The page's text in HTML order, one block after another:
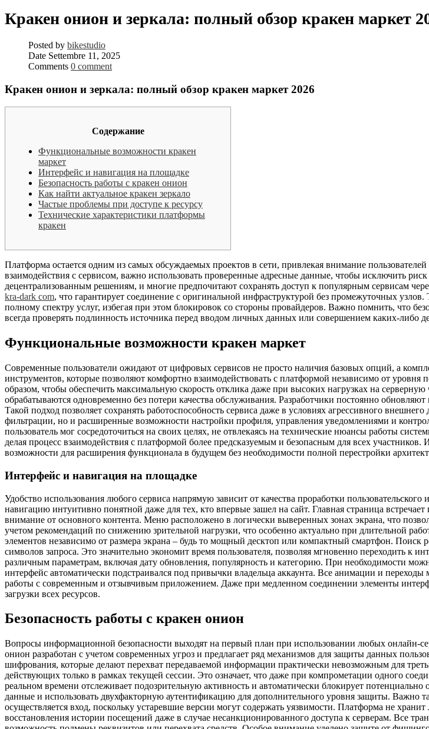
Кракен онион и зеркала: полный обзор кракен маркет
Posted by bikestudio
Date Settembre 11, 2025
Comments 0 comment
Кракен онион и зеркала: полный обзор кракен маркет 2026
Содержание
Функциональные возможности кракен
маркет
Интерфейс и навигация на площадке
Безопасность работы с кракен онион
Как найти актуальное кракен зеркало
Частые проблемы при доступе к ресурсу
Технические характеристики платформы
кракен
Платформа остается одним из самых обсуждаемых проектов в сети, привлекая внимание
взаимодействия с сервисом, важно использовать проверенные адресные данные, чтобы исключить
децентрализованным решениям, и многие предпочитают сохранять доступ к популярным сервисам
kra-dark com, что гарантирует соединение с оригинальной инфраструктурой без промежуточных
полному спектру услуг, избегая при этом блокировок со стороны провайдеров. Важно помнить, что
всегда проверять подлинность источника перед вводом личных данных или совершением каких-либо
Функциональные возможности кракен маркет
Современные пользователи ожидают от цифровых сервисов не просто наличия базовых опций, а
инструментов, которые позволяют комфортно взаимодействовать с платформой независимо от уровня
образом, чтобы обеспечить максимальную скорость отклика даже при высоких нагрузках на
обрабатываются одновременно без потери качества обслуживания. Разработчики постоянно
Такой подход позволяет сохранять работоспособность сервиса даже в условиях агрессивного
фильтрации, но и расширенные возможности настройки профиля, управления уведомлениями и
пользователь мог сосредоточиться на своих целях, не отвлекаясь на технические нюансы работы
делая процесс взаимодействия с платформой более предсказуемым и безопасным для всех
возможности для расширения функционала в будущем без необходимости полной перестройки
Интерфейс и навигация на площадке
Удобство использования любого сервиса напрямую зависит от качества проработки
навигацию интуитивно понятной даже для тех, кто впервые зашел на сайт. Главная страница
внимание от основного контента. Меню расположено в логически выверенных зонах экрана, что
учетом рекомендаций по снижению зрительной нагрузки, что особенно актуально при длительной
элементов независимо от размера экрана – будь то мощный десктоп или компактный смартфон.
символов запроса. Это значительно экономит время пользователя, позволяя мгновенно переходить к
различным параметрам, включая дату обновления, популярность и категорию. При необходимости
интерфейс автоматически подстраивался под привычки владельца аккаунта. Все анимации и
работы с современным и отзывчивым приложением. Даже при медленном соединении элементы
загрузки всех ресурсов.
Безопасность работы с кракен онион
Вопросы информационной безопасности выходят на первый план при использовании любых онлайн-
онион разработан с учетом современных угроз и предлагает ряд механизмов для защиты данных
шифрования, которые делают перехват передаваемой информации практически невозможным для
действующих только в рамках текущей сессии. Это означает, что даже при компрометации одного
реальном времени отслеживает подозрительную активность и автоматически блокирует
данные и использовать двухфакторную аутентификацию для дополнительного уровня защиты. Важно
осуществляется вход, поскольку устаревшие версии могут содержать уязвимости. Платформа не
восстановления истории посещений даже в случае несанкционированного доступа к серверам. Все